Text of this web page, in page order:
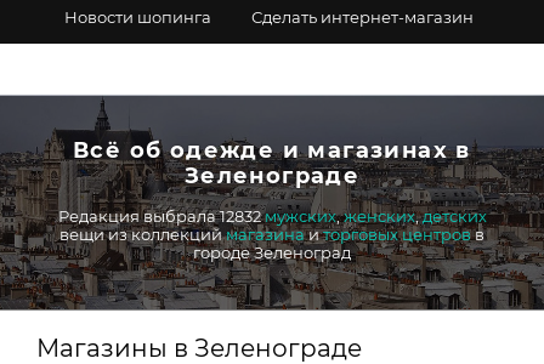
Новости шопинга Сделать интернет-магазин
Всё об одежде и магазинах в
Зеленограде
Редакция выбрала 12832мужских,женских,детских
вещи из коллекциймагазинаиторговых центровв
городе Зеленоград
Магазины в Зеленограде